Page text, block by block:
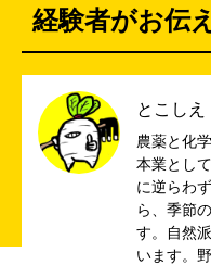
経験者がお伝
とこしえ
農薬と化
本業とし
に逆らわ
ら、季節
す。自然
います。